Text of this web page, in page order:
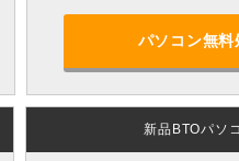
パソコン無
新品BTOパソ